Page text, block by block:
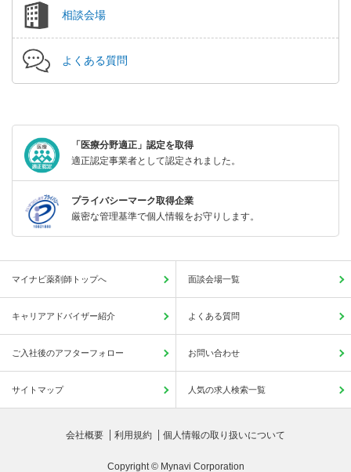
相談会場
よくある質問
「医療分野適正」認定を取得
適正認定事業者として認定されました。
プライバシーマーク取得企業
厳密な管理基準で個人情報をお守りします。
マイナビ薬剤師トップへ 面談会場一覧
キャリアアドバイザー紹介 よくある質問
ご入社後のアフターフォロー お問い合わせ
サイトマップ 人気の求人検索一覧
会社概要 利用規約 個人情報の取り扱いについて
Copyright © Mynavi Corporation